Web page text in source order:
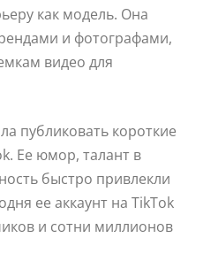
как модель. Она
и фотографами,
видео для
публиковать короткие
Ее юмор, талант в
быстро привлекли
ее аккаунт на TikTok
и сотни миллионов